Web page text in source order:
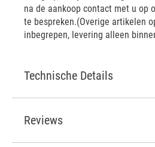
na de aankoop contact met u op
te bespreken.(Overige artikelen
inbegrepen, levering alleen
Technische Details
Reviews